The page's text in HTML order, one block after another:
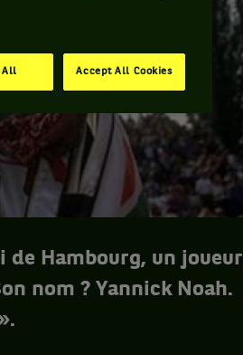
de Hambourg, un joueur
nom ? Yannick Noah.
All Accept All Cookies